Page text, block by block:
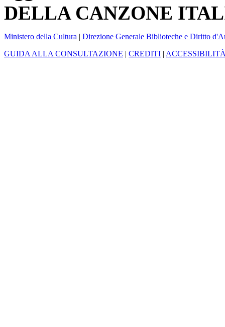
DELLA CANZONE
Ministero della Cultura | Direzione Generale Biblioteche e Diritto
GUIDA ALLA CONSULTAZIONE | CREDITI |